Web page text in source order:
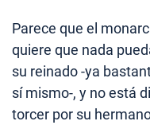
Parece que el
quiere que nada
su reinado -ya
sí mismo-, y no está
torcer por su